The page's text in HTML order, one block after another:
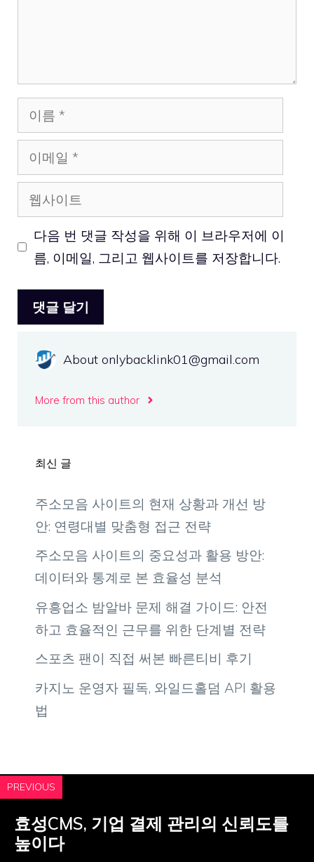
름
메
일
사
다음 번 댓글 작성을 위해 이 브라우저에 이
름, 이메일, 그리고 웹사이트를 저장합니다.
About onlybacklink01@gmail.com
More from this author
최신 글
주소모음 사이트의 현재 상황과 개선 방
안: 연령대별 맞춤형 접근 전략
주소모음 사이트의 중요성과 활용 방안:
데이터와 통계로 본 효율성 분석
유흥업소 밤알바 문제 해결 가이드: 안전
하고 효율적인 근무를 위한 단계별 전략
스포츠 팬이 직접 써본 빠른티비 후기
카지노 운영자 필독, 와일드홀덤 API 활용
법
PREVIOUS
효성CMS, 기업 결제 관리의 신뢰도를
높이다